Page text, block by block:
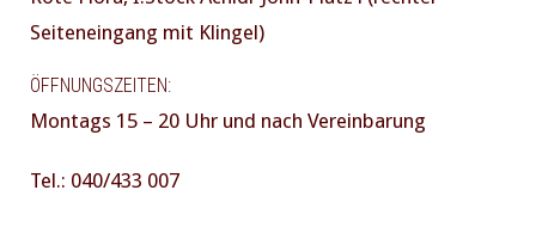
Seiteneingang mit Klingel)
ÖFFNUNGSZEITEN:
Montags 15 – 20 Uhr und nach Vereinbarung
Tel.: 040/433 007